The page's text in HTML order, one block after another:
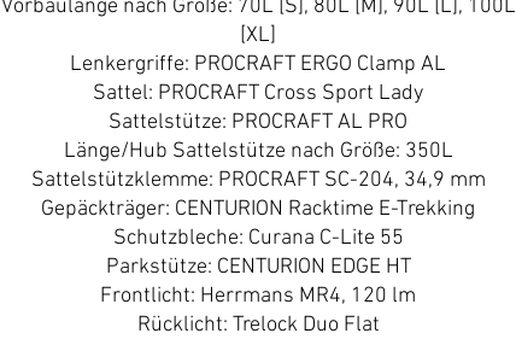
Vorbaulänge nach Größe: 70L [S], 80L [M], 90L [L], 100L
[XL]
Lenkergriffe: PROCRAFT ERGO Clamp AL
Sattel: PROCRAFT Cross Sport Lady
Sattelstütze: PROCRAFT AL PRO
Länge/Hub Sattelstütze nach Größe: 350L
Sattelstützklemme: PROCRAFT SC-204, 34,9 mm
Gepäckträger: CENTURION Racktime E-Trekking
Schutzbleche: Curana C-Lite 55
Parkstütze: CENTURION EDGE HT
Frontlicht: Herrmans MR4, 120 lm
Rücklicht: Trelock Duo Flat